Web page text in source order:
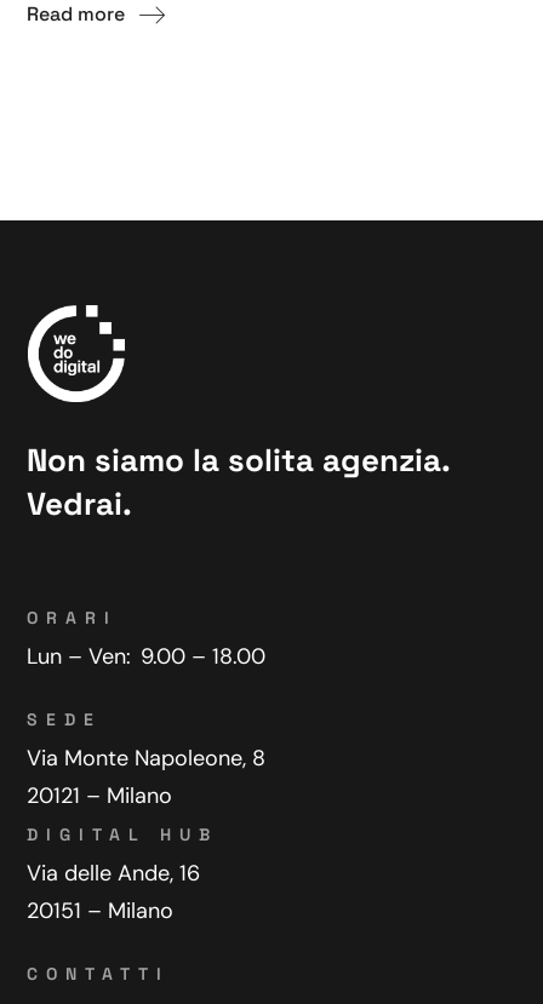
Read more
Non siamo la solita agenzia.
Vedrai.
ORARI
Lun – Ven: 9.00 – 18.00
SEDE
Via Monte Napoleone, 8
20121 – Milano
DIGITAL HUB
Via delle Ande, 16
20151 – Milano
CONTATTI